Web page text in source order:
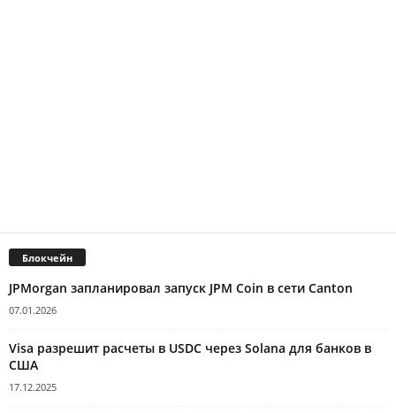
Блокчейн
JPMorgan запланировал запуск JPM Coin в сети Canton
07.01.2026
Visa разрешит расчеты в USDC через Solana для банков в
США
17.12.2025